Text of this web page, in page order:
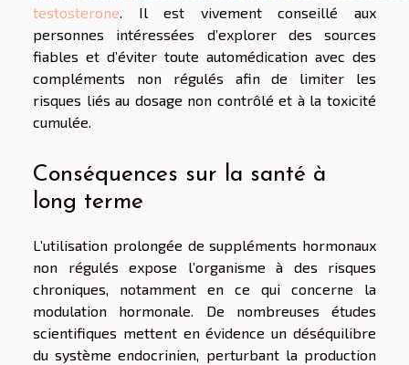
testosterone . Il est vivement conseillé aux
personnes intéressées d’explorer des sources
fiables et d’éviter toute automédication avec des
compléments non régulés afin de limiter les
risques liés au dosage non contrôlé et à la toxicité
cumulée.
Conséquences sur la santé à
long terme
L’utilisation prolongée de suppléments hormonaux
non régulés expose l’organisme à des risques
chroniques, notamment en ce qui concerne la
modulation hormonale. De nombreuses études
scientifiques mettent en évidence un déséquilibre
du système endocrinien, perturbant la production